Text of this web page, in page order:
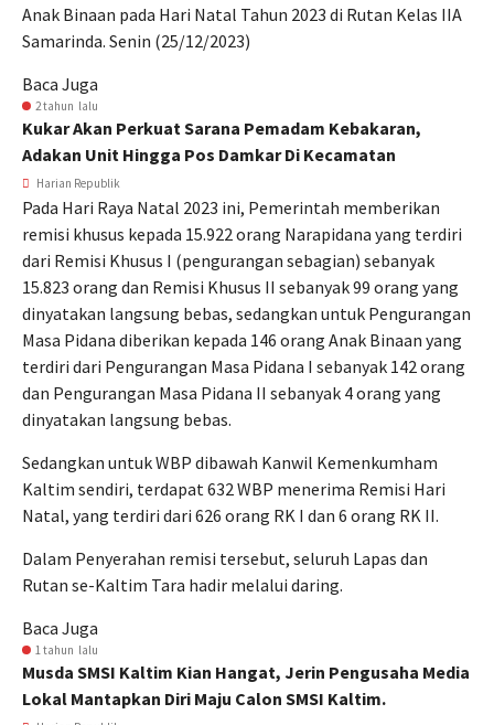
Anak Binaan pada Hari Natal Tahun 2023 di Rutan Kelas IIA
Samarinda. Senin (25/12/2023)
Baca Juga
2 tahun lalu
Kukar Akan Perkuat Sarana Pemadam Kebakaran,
Adakan Unit Hingga Pos Damkar Di Kecamatan
Harian Republik
Pada Hari Raya Natal 2023 ini, Pemerintah memberikan
remisi khusus kepada 15.922 orang Narapidana yang terdiri
dari Remisi Khusus I (pengurangan sebagian) sebanyak
15.823 orang dan Remisi Khusus II sebanyak 99 orang yang
dinyatakan langsung bebas, sedangkan untuk Pengurangan
Masa Pidana diberikan kepada 146 orang Anak Binaan yang
terdiri dari Pengurangan Masa Pidana I sebanyak 142 orang
dan Pengurangan Masa Pidana II sebanyak 4 orang yang
dinyatakan langsung bebas.
Sedangkan untuk WBP dibawah Kanwil Kemenkumham
Kaltim sendiri, terdapat 632 WBP menerima Remisi Hari
Natal, yang terdiri dari 626 orang RK I dan 6 orang RK II.
Dalam Penyerahan remisi tersebut, seluruh Lapas dan
Rutan se-Kaltim Tara hadir melalui daring.
Baca Juga
1 tahun lalu
Musda SMSI Kaltim Kian Hangat, Jerin Pengusaha Media
Lokal Mantapkan Diri Maju Calon SMSI Kaltim.